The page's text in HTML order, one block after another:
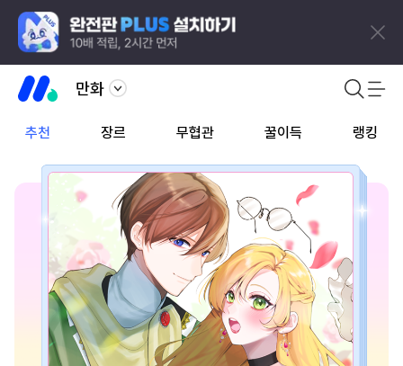
만화
추천 장르 무협관 꿀이득 랭킹